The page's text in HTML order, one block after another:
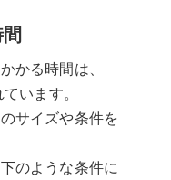
かる時間は、
います。
サイズや条件を
のような条件に